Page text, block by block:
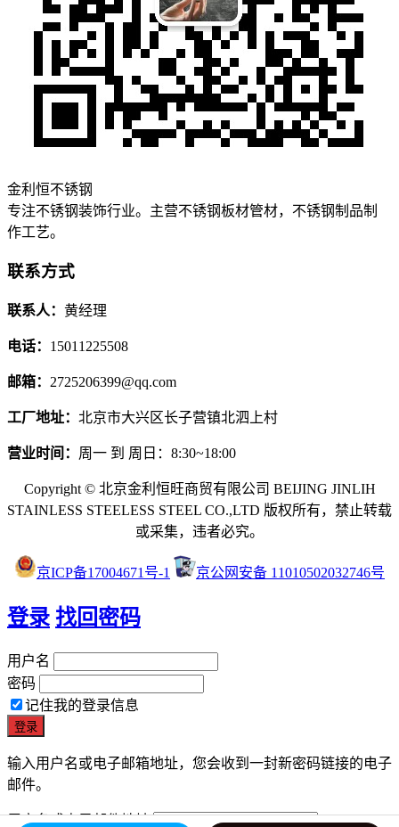
金利恒不锈钢
专注不锈钢装饰行业。主营不锈钢板材管材，不锈钢制品制
作工艺。
联系方式
联系人： 黄经理
电话： 15011225508
邮箱： 2725206399@qq.com
工厂地址： 北京市大兴区长子营镇北泗上村
营业时间： 周一 到 周日：8:30~18:00
Copyright © 北京金利恒旺商贸有限公司 BEIJING JINLIH
STAINLESS STEELESS STEEL CO.,LTD 版权所有，禁止转载
或采集，违者必究。
京ICP备17004671号-1 京公网安备 11010502032746号
登录 找回密码
用户名
密码
记住我的登录信息
输入用户名或电子邮箱地址，您会收到一封新密码链接的电子
邮件。
用户名或电子邮件地址